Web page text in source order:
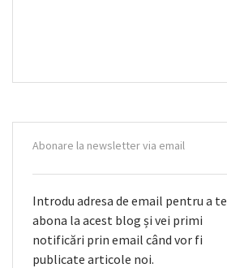
Abonare la newsletter via email
Introdu adresa de email pentru a te
abona la acest blog și vei primi
notificări prin email când vor fi
publicate articole noi.